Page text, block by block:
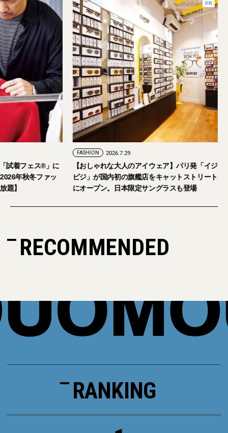
試着フェス®︎」に
年秋冬ファッ
題】
PR
FASHION 2026.7.29
【おしゃれな大人のアイウェア】パリ発「イジ
ピジ」が国内初の旗艦店をキャットストリート
にオープン。日本限定サングラスも登場
RECOMMENDED
RANKING